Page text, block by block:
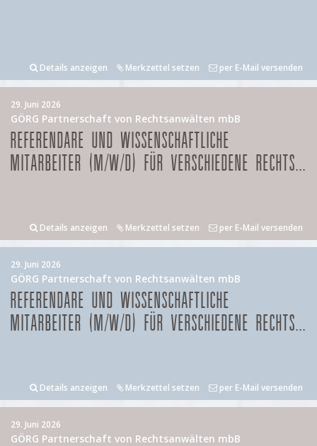
Details anzeigen Merkzettel setzen per E-Mail versenden
29. Juni 2026
GÖRG Partnerschaft von Rechtsanwälten mbB
REFERENDARE UND WISSENSCHAFTLICHE
MITARBEITER (M/W/D) FÜR VERSCHIEDENE RECHTS...
Details anzeigen Merkzettel setzen per E-Mail versenden
29. Juni 2026
GÖRG Partnerschaft von Rechtsanwälten mbB
REFERENDARE UND WISSENSCHAFTLICHE
MITARBEITER (M/W/D) FÜR VERSCHIEDENE RECHTS...
Details anzeigen Merkzettel setzen per E-Mail versenden
29. Juni 2026
GÖRG Partnerschaft von Rechtsanwälten mbB